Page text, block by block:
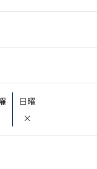
日曜
×